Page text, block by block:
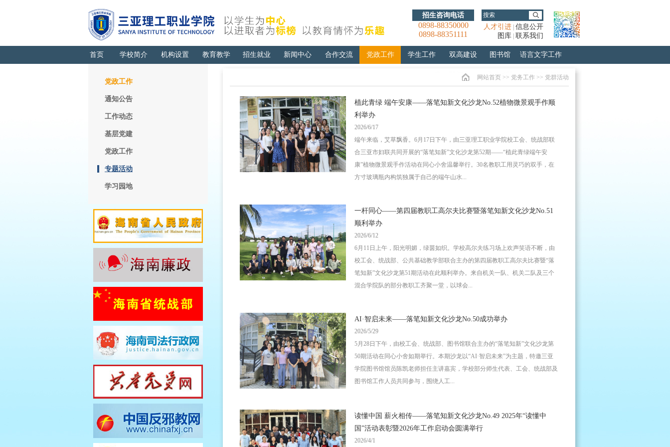
招生咨询电话
0898-88350000
0898-88351111
人才引进 信息公开
图库 联系我们
首页 学校简介 机构设置 教育教学 招生就业 新闻中心 合作交流 党政工作 学生工作 双高建设 图书馆 语言文字工作
党政工作
通知公告
工作动态
基层党建
党政工作
专题活动
学习园地
网站首页 >> 党务工作 >> 党群活动
植此青绿 端午安康——落笔知新文化沙龙No.52植物微景观手作顺
利举办
2026/6/17
端午来临，艾草飘香。6月17日下午，由三亚理工职业学院校工会、统战部联
合三亚市妇联共同开展的“落笔知新”文化沙龙第52期——“植此青绿端午安
康”植物微景观手作活动在同心小舍温馨举行。30名教职工用灵巧的双手，在
方寸玻璃瓶内构筑独属于自己的端午山水...
一杆同心——第四届教职工高尔夫比赛暨落笔知新文化沙龙No.51
顺利举办
2026/6/12
6月11日上午，阳光明媚，绿茵如织。学校高尔夫练习场上欢声笑语不断，由
校工会、统战部、公共基础教学部联合主办的第四届教职工高尔夫比赛暨“落
笔知新”文化沙龙第51期活动在此顺利举办。来自机关一队、机关二队及三个
混合学院队的部分教职工齐聚一堂，以球会...
AI·智启未来——落笔知新文化沙龙No.50成功举办
2026/5/29
5月28日下午，由校工会、统战部、图书馆联合主办的“落笔知新”文化沙龙第
50期活动在同心小舍如期举行。本期沙龙以“AI·智启未来”为主题，特邀三亚
学院图书馆馆员陈凯老师担任主讲嘉宾，学校部分师生代表、工会、统战部及
图书馆工作人员共同参与，围绕人工...
读懂中国 薪火相传——落笔知新文化沙龙No.49 2025年“读懂中
国”活动表彰暨2026年工作启动会圆满举行
2026/4/1